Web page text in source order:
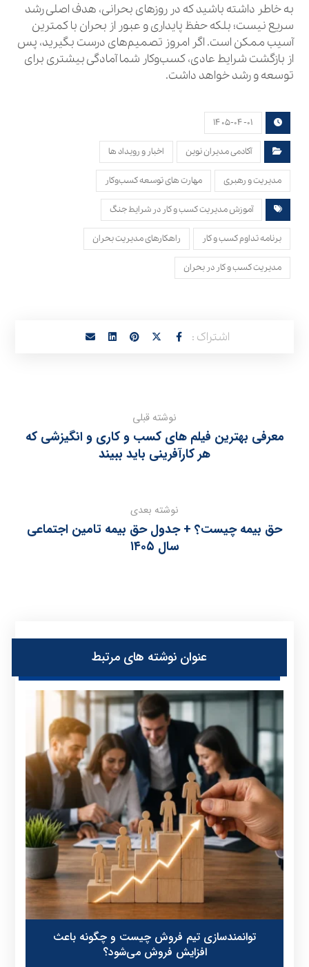
به خاطر داشته باشید که در روزهای بحرانی، هدف اصلی رشد
سریع نیست؛ بلکه حفظ پایداری و عبور از بحران با کمترین
آسیب ممکن است. اگر امروز تصمیم‌های درست بگیرید، پس
از بازگشت شرایط عادی، کسب‌وکار شما آمادگی بیشتری برای
توسعه و رشد خواهد داشت.
۱۴۰۵-۰۴-۰۱
آکادمی مدیران نوین اخبار و رویداد ها
مدیریت و رهبری مهارت های توسعه کسب‌وکار
آموزش مدیریت کسب و کار در شرایط جنگ
برنامه تداوم کسب و کار راهکارهای مدیریت بحران
مدیریت کسب و کار در بحران
نوشته قبلی
معرفی بهترین فیلم های کسب و کاری و انگیزشی که
هر کارآفرینی باید ببیند
نوشته بعدی
حق بیمه چیست؟ + جدول حق بیمه تامین اجتماعی
سال ۱۴۰۵
عنوان ‫نوشته های مرتبط
توانمندسازی تیم فروش چیست و چگونه باعث
افزایش فروش می‌شود؟